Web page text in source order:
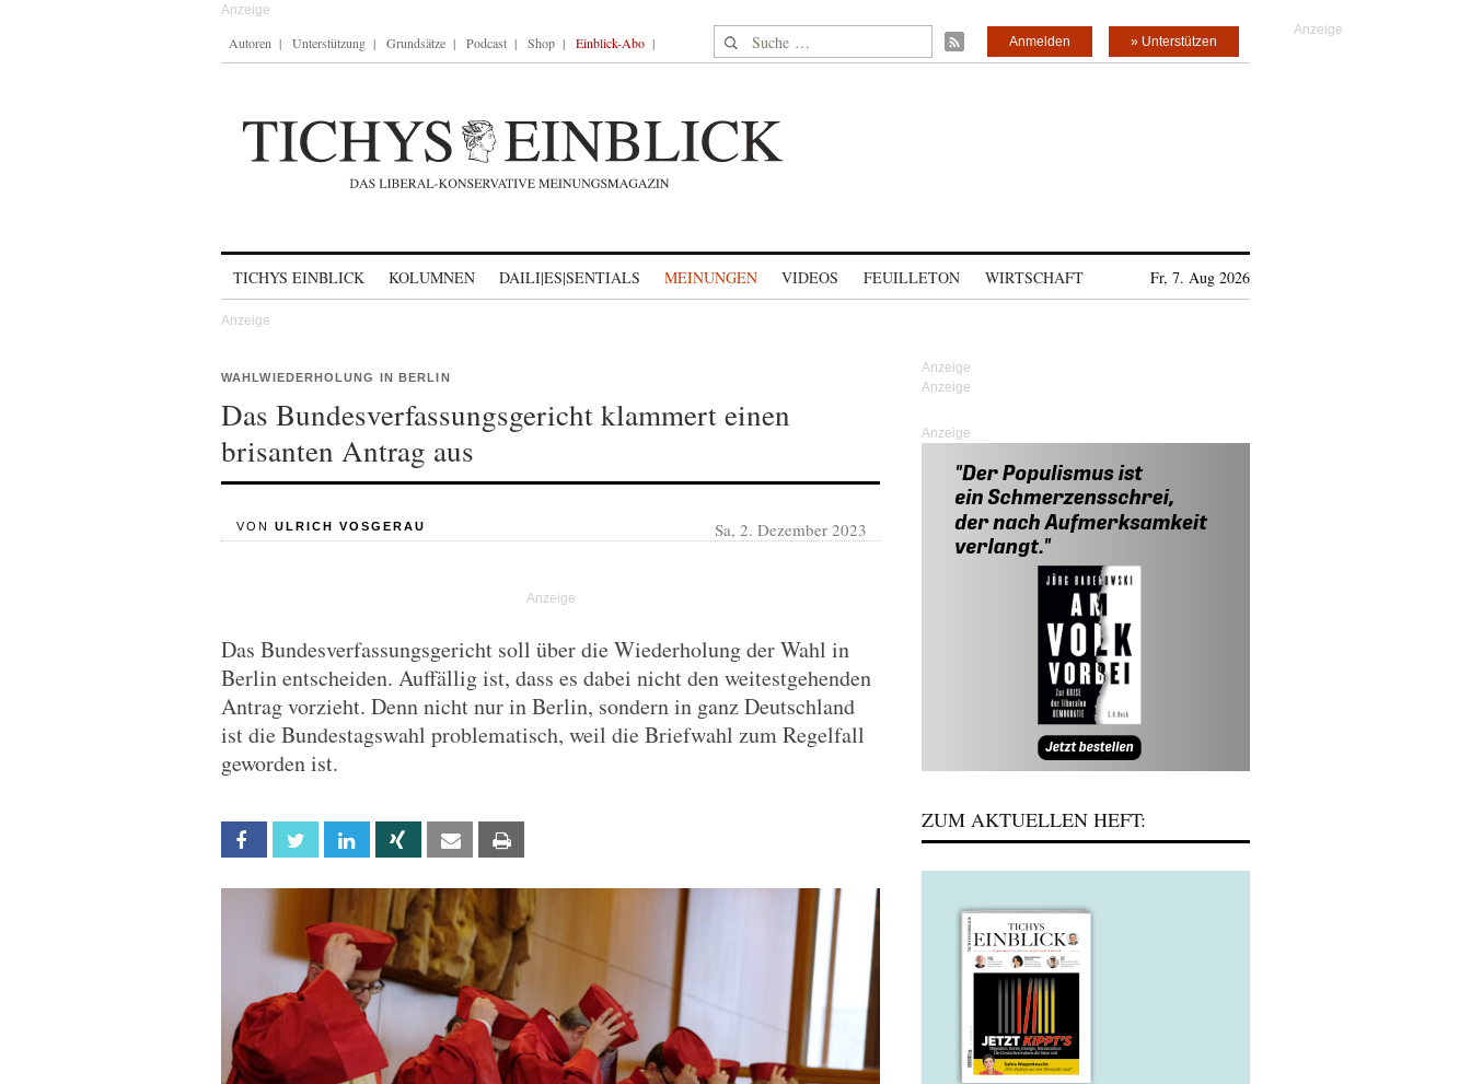
Autoren Unterstützung Grundsätze Podcast Shop Einblick-Abo Suche nach: » Unterstützen
Anmelden
TICHYS EINBLICK KOLUMNEN DAILI|ES|SENTIALS MEINUNGEN VIDEOS FEUILLETON WIRTSCHAFT Fr, 7. Aug 2026
WAHLWIEDERHOLUNG IN BERLIN
Das Bundesverfassungsgericht klammert einen
brisanten Antrag aus
VON ULRICH VOSGERAU Sa, 2. Dezember 2023
Das Bundesverfassungsgericht soll über die Wiederholung der Wahl in
Berlin entscheiden. Auffällig ist, dass es dabei nicht den weitestgehenden
Antrag vorzieht. Denn nicht nur in Berlin, sondern in ganz Deutschland
ist die Bundestagswahl problematisch, weil die Briefwahl zum Regelfall
geworden ist.
Facebook Twitter Linkedin Xing Email
Anzeige
ZUM AKTUELLEN HEFT: